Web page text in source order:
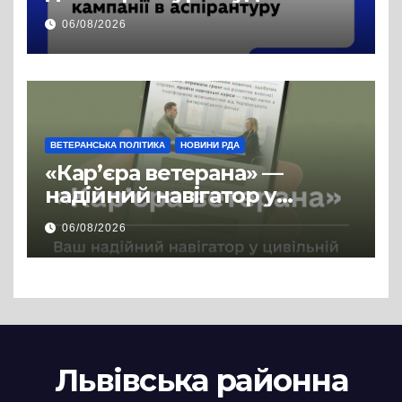
продовжено
06/08/2026
ВЕТЕРАНСЬКА ПОЛІТИКА НОВИНИ РДА
«Кар’єра ветерана» —
надійний навігатор у
цивільній професії
06/08/2026
Львівська районна